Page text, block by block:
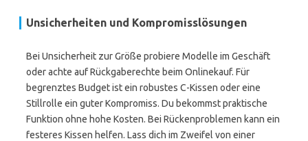
Unsicherheiten und Kompromisslösungen
Bei Unsicherheit zur Größe probiere Modelle im Geschäft
oder achte auf Rückgaberechte beim Onlinekauf. Für
begrenztes Budget ist ein robustes C-Kissen oder eine
Stillrolle ein guter Kompromiss. Du bekommst praktische
Funktion ohne hohe Kosten. Bei Rückenproblemen kann ein
festeres Kissen helfen. Lass dich im Zweifel von einer